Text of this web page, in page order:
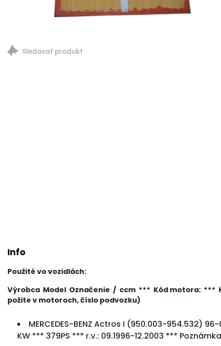
Info
Použité vo vozidlách:
Výrobca Model Označenie / ccm *** Kód motora: ***
požite v motoroch, číslo podvozku)
MERCEDES-BENZ Actros I (950.003-954.532)
KW *** 379PS *** r.v.: 09.1996-12.2003 ***